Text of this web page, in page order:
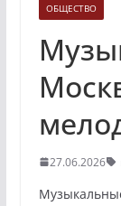
ОБЩЕСТВО
27.06.2026